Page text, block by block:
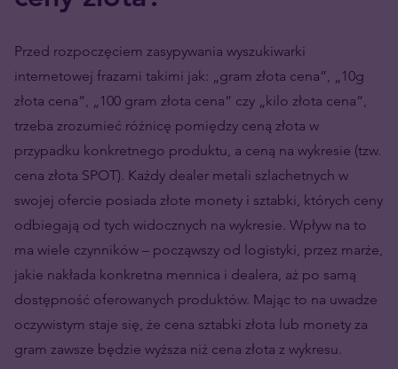
Przed rozpoczęciem zasypywania wyszukiwarki
internetowej frazami takimi jak: „gram złota cena”, „10g
złota cena”, „100 gram złota cena” czy „kilo złota cena”,
trzeba zrozumieć różnicę pomiędzy ceną złota w
przypadku konkretnego produktu, a ceną na wykresie (tzw.
cena złota SPOT). Każdy dealer metali szlachetnych w
swojej ofercie posiada złote monety i sztabki, których ceny
odbiegają od tych widocznych na wykresie. Wpływ na to
ma wiele czynników – począwszy od logistyki, przez marże,
jakie nakłada konkretna mennica i dealera, aż po samą
dostępność oferowanych produktów. Mając to na uwadze
oczywistym staje się, że cena sztabki złota lub monety za
gram zawsze będzie wyższa niż cena złota z wykresu.